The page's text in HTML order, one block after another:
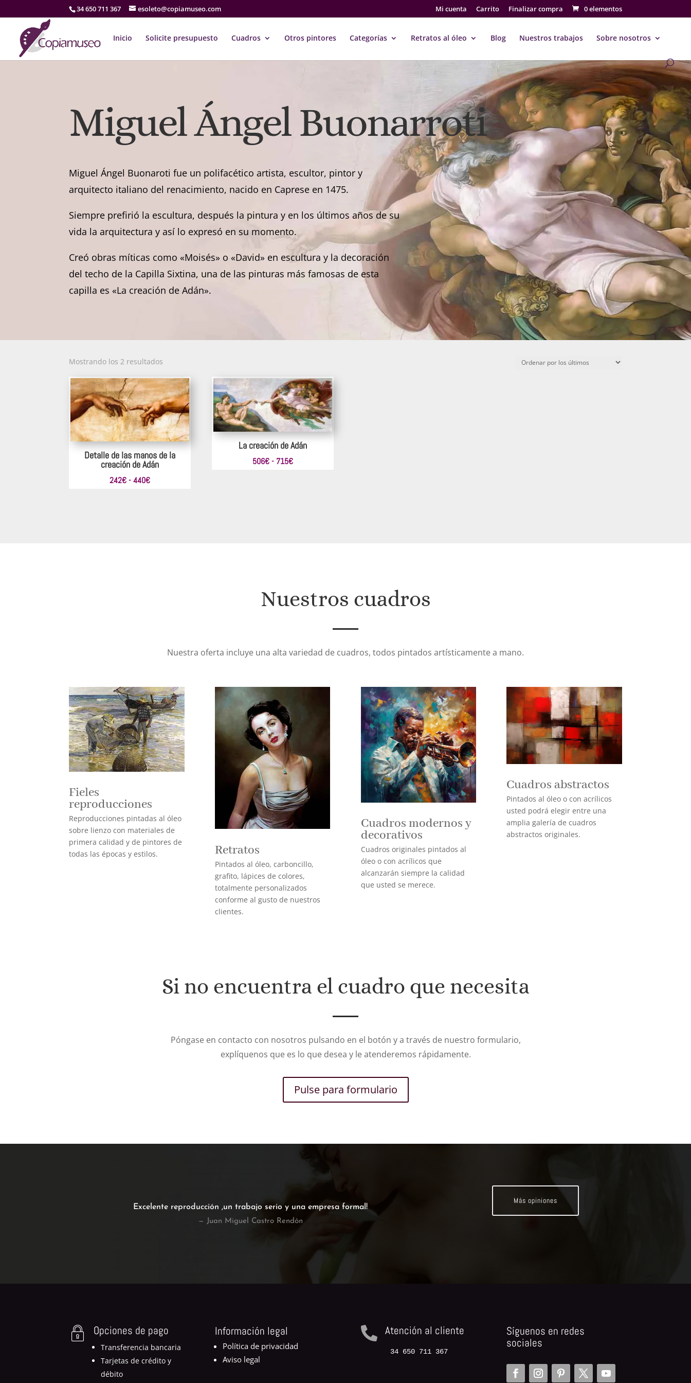
34 650 711 367 esoleto@copiamuseo.com Mi cuenta Carrito Finalizar compra 0 elementos
Inicio Solicite presupuesto Cuadros Otros pintores Categorías Retratos al óleo Blog Nuestros trabajos Sobre nosotros
Miguel Ángel Buonarroti
Miguel Ángel Buonaroti fue un polifacético artista, escultor, pintor y
arquitecto italiano del renacimiento, nacido en Caprese en 1475.
Siempre prefirió la escultura, después la pintura y en los últimos años de su
vida la arquitectura y así lo expresó en su momento.
Creó obras míticas como «Moisés» o «David» en escultura y la decoración
del techo de la Capilla Sixtina, una de las pinturas más famosas de esta
capilla es «La creación de Adán».
Mostrando los 2 resultados
los
últimos
Detalle de las manos de la
creación de Adán
242€ - 440€Rango
La creación de Adán
506€ - 715€Rango
Nuestros cuadros
Nuestra oferta incluye una alta variedad de cuadros, todos pintados artísticamente a mano.
Fieles
reproducciones
Reproducciones pintadas al óleo
sobre lienzo con materiales de
primera calidad y de pintores de
todas las épocas y estilos.
Retratos
Pintados al óleo, carboncillo,
grafito, lápices de colores,
totalmente personalizados
conforme al gusto de nuestros
clientes.
Cuadros modernos y
decorativos
Cuadros originales pintados al
óleo o con acrílicos que
alcanzarán siempre la calidad
que usted se merece.
Cuadros abstractos
Pintados al óleo o con acrílicos
usted podrá elegir entre una
amplia galería de cuadros
abstractos originales.
Si no encuentra el cuadro que necesita
Póngase en contacto con nosotros pulsando en el botón y a través de nuestro formulario,
explíquenos que es lo que desea y le atenderemos rápidamente.
Pulse para formulario
Excelente reproducción ,un trabajo serio y una empresa formal!
— Juan Miguel Castro Rendón
Más opiniones
Opciones de pago
Transferencia bancaria
Tarjetas de crédito y
débito
Información legal
Política de privacidad
Aviso legal
 Atención al cliente
34 650 711 367
Síguenos en redes
sociales